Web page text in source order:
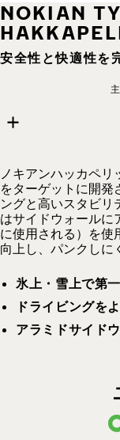
8 images
Skip media gallery
NOKIAN
安全性と快適性を
ノキアンハッカペリ
をターゲットに開発
ングと高いスタビリ
はサイドウォールに
に使用される）を使
向上し、パンクしに
氷上・雪上で第
ドライビングを
アラミドサイド